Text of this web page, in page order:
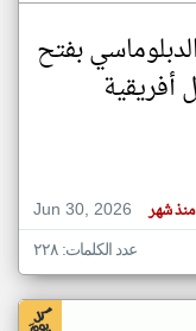
بفتح
Jun 30, 2026
منذ شهر
عدد الكلمات: ٢٢٨